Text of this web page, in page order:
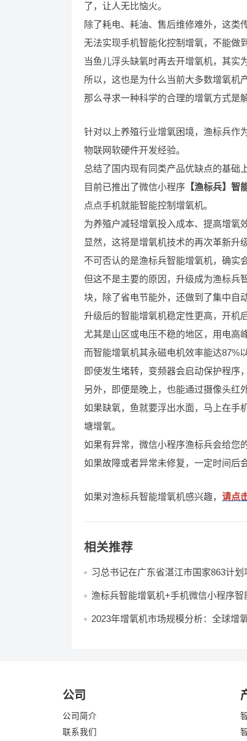
了，让人无比恼火。
除了耗电、耗油、售后维修难外，这类
无法实现手机智能化控制增氧，不能做
当鱼儿浮头缺氧时再去开增氧机，其实
所以，这也是为什么当前大多数增氧机
那么寻求一种科学的合理的增氧方式是
针对以上养殖行业增氧困境，渔标兵作
物联网软硬件开发经验。
总结了国内现有同类产品优缺点的基础
目前已推出了微信小程序 【渔标兵】智
点点手机就能智能控制增氧机。
为养殖户减轻增氧投入成本、提高增氧
显然，这将是增氧机技术的再次革新升级
不可否认的是渔标兵智能增氧机，确实
但这不是主要的原因，升级成为渔标兵
块，除了省电节能外，还做到了集中自
升级后的智能增氧机稳定性更高，开机
尤其是山区或电压不稳的地区，用电高
而智能增氧机其永磁电机效率能达87%
即使发生堵转，变频器会启动保护程序
另外，即便是晚上，也能通过摄像头红
如果缺氧，鱼就要浮出水面，马上在手
塘增氧。
如果有异常，微信小程序渔标兵会给您
如果故障或者异常未修复，一定时间后
如果对渔标兵智能增氧机感兴趣， 请点
相关推荐
习总书记在广东省湛江市国家863计划
渔标兵智能增氧机+手机微信小程序智
2023年增氧机市场规模分析：全球增
公司
公司简介
联系我们